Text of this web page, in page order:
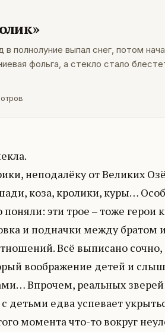
выпал снег, потом
фольга, а стекло стало
неподалёку от Великих
коза, кролики, куры…
эти трое – тоже
и подначки между братом
Всё выписано
воображение детей и
Впрочем, реальных зверей
детьми едва успевает
момента что-то вокруг